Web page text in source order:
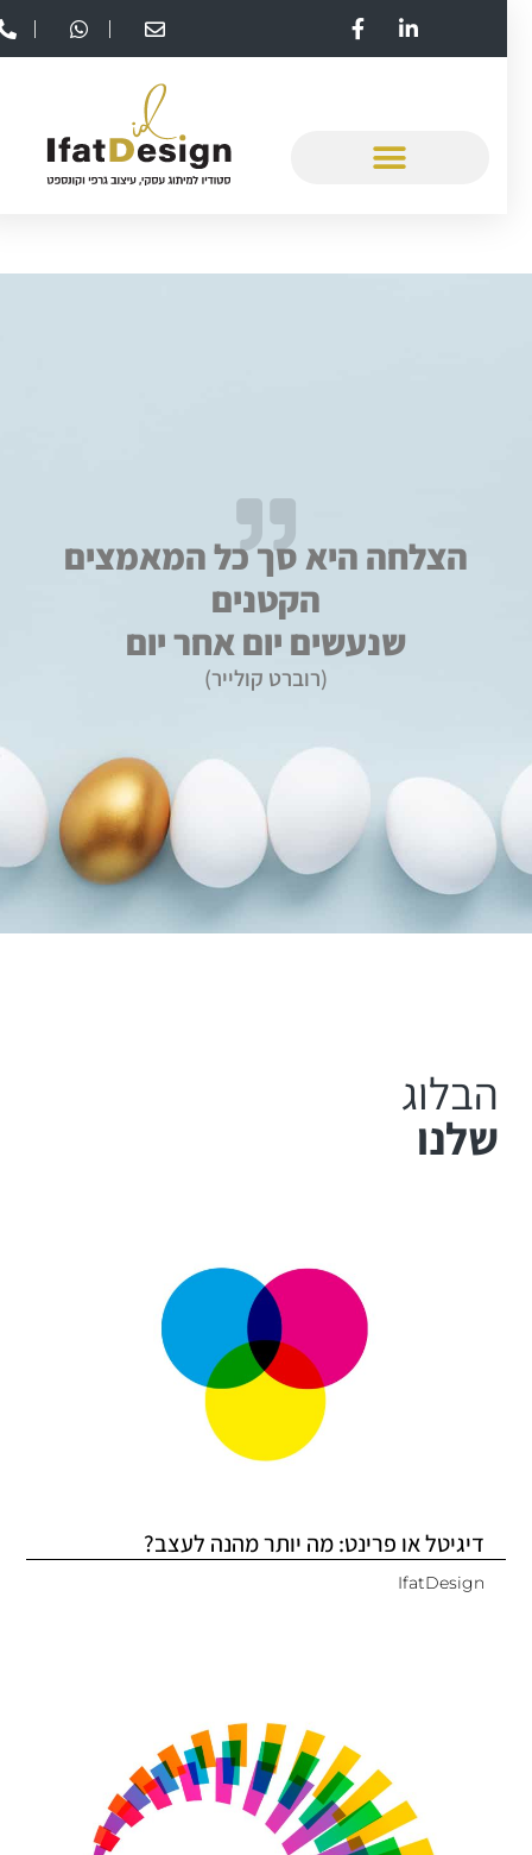
הצלחה היא סך כל המאמצים
הקטנים
שנעשים יום אחר יום
(רוברט קולייר)
הבלוג
שלנו
דיגיטל או פרינט: מה יותר מהנה לעצב?
IfatDesign